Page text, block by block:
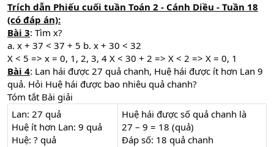
Trích dẫn Phiếu cuối tuần Toán 2 - Cánh Diều - Tuần 18
(có đáp án):
Bài 3: Tìm x?
a. x + 37 < 37 + 5 b. x + 30 < 32
X < 5 => x = 0, 1, 2, 3, 4 X < 30 + 2 => X < 2 => X = 0, 1
Bài 4: Lan hái được 27 quả chanh, Huệ hái được ít hơn Lan 9
quả. Hỏi Huệ hái được bao nhiêu quả chanh?
Tóm tắt Bài giải
Lan: 27 quả
Huệ ít hơn Lan: 9 quả
Huệ: ? quả
Huệ hái được số quả chanh là
27 – 9 = 18 (quả)
Đáp số: 18 quả chanh